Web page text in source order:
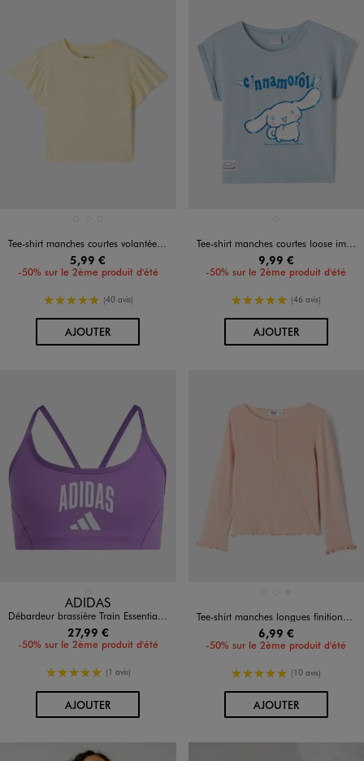
Tee-shirt manches courtes volantées fille
5,99 €
-50% sur le 2ème produit d'été
5/5 de moyenne
(40 avis)
AJOUTERAU PANIER
Tee-shirt manches courtes loose imprimé fille - Cinnamoroll
9,99 €
-50% sur le 2ème produit d'été
5/5 de moyenne
(46 avis)
AJOUTERAU PANIER
Disponible en 1 coloris
ADIDAS
Débardeur brassière Train Essentials Collegiate fille - Adidas
27,99 €
-50% sur le 2ème produit d'été
5/5 de moyenne
(1 avis)
AJOUTERAU PANIER
Tee-shirt manches longues finitions froncées fille
6,99 €
-50% sur le 2ème produit d'été
5/5 de moyenne
(10 avis)
AJOUTERAU PANIER